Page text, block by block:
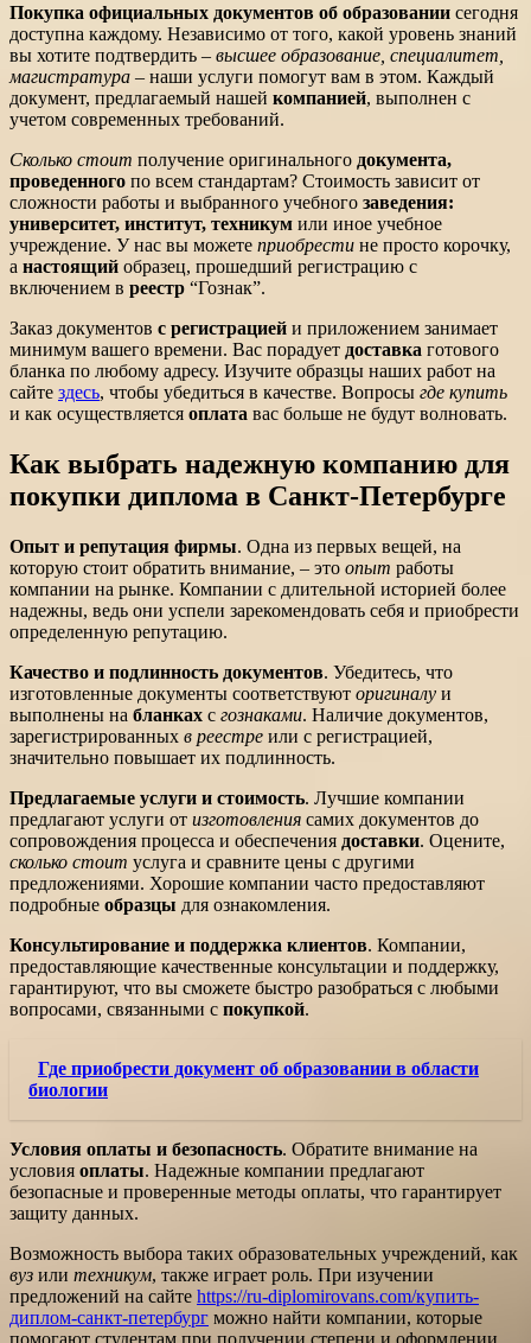
Покупка официальных документов об образовании сегодня
доступна каждому. Независимо от того, какой уровень знаний
вы хотите подтвердить – высшее образование, специалитет,
магистратура – наши услуги помогут вам в этом. Каждый
документ, предлагаемый нашей компанией, выполнен с
учетом современных требований.
Сколько стоит получение оригинального документа,
проведенного по всем стандартам? Стоимость зависит от
сложности работы и выбранного учебного заведения:
университет, институт, техникум или иное учебное
учреждение. У нас вы можете приобрести не просто корочку,
а настоящий образец, прошедший регистрацию с
включением в реестр “Гознак”.
Заказ документов с регистрацией и приложением занимает
минимум вашего времени. Вас порадует доставка готового
бланка по любому адресу. Изучите образцы наших работ на
сайте здесь, чтобы убедиться в качестве. Вопросы где купить
и как осуществляется оплата вас больше не будут волновать.
Как выбрать надежную компанию для
покупки диплома в Санкт-Петербурге
Опыт и репутация фирмы. Одна из первых вещей, на
которую стоит обратить внимание, – это опыт работы
компании на рынке. Компании с длительной историей более
надежны, ведь они успели зарекомендовать себя и приобрести
определенную репутацию.
Качество и подлинность документов. Убедитесь, что
изготовленные документы соответствуют оригиналу и
выполнены на бланках с гознаками. Наличие документов,
зарегистрированных в реестре или с регистрацией,
значительно повышает их подлинность.
Предлагаемые услуги и стоимость. Лучшие компании
предлагают услуги от изготовления самих документов до
сопровождения процесса и обеспечения доставки. Оцените,
сколько стоит услуга и сравните цены с другими
предложениями. Хорошие компании часто предоставляют
подробные образцы для ознакомления.
Консультирование и поддержка клиентов. Компании,
предоставляющие качественные консультации и поддержку,
гарантируют, что вы сможете быстро разобраться с любыми
вопросами, связанными с покупкой.
Где приобрести документ об образовании в области
биологии
Условия оплаты и безопасность. Обратите внимание на
условия оплаты. Надежные компании предлагают
безопасные и проверенные методы оплаты, что гарантирует
защиту данных.
Возможность выбора таких образовательных учреждений, как
вуз или техникум, также играет роль. При изучении
предложений на сайте https://ru-diplomirovans.com/купить-
диплом-санкт-петербург можно найти компании, которые
помогают студентам при получении степени и оформлении